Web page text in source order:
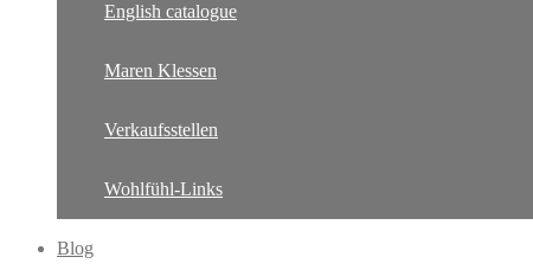
English catalogue
Maren Klessen
Verkaufsstellen
Wohlfühl-Links
Blog